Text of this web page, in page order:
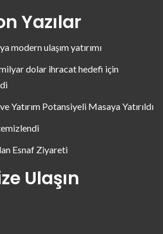
Yazılar
modern ulaşım yatırımı
dolar ihracat hedefi için
Yatırım Potansiyeli Masaya Yatırıldı
Esnaf Ziyareti
Ulaşın